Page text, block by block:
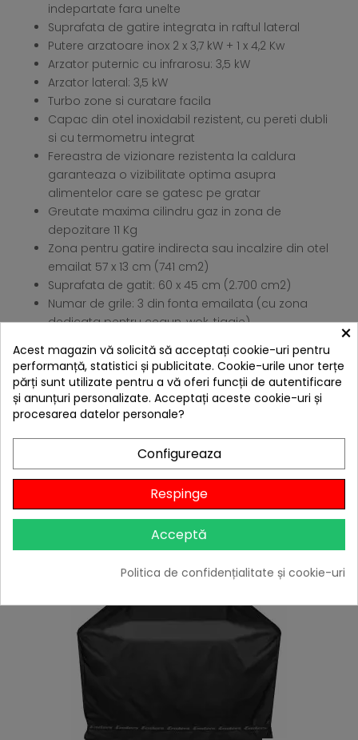
indepartate fara unelte
Suprafata de gatire integrata in raftul lateral
Putere arzatoare inox 2 x 3,7 kW + 1 x 4,2 Kw
Arzator puternic cu infrarosu: 3,5 kW
Arzator lateral: 3,5 kW
Turbo zone si curatare facila
Capac din otel inoxidabil rezistent, cu pereti dubli
si cu termometru integrat
Fereastra de vizionare rezistenta la caldura
garanteaza o vizibilitate optima asupra
alimentelor care se gatesc pe gratar
Greutate maxima cilindru gaz in zona de
depozitare 11 Kg
Zona pentru gatire indirecta sau incalzire din otel
emailat 57 x 13 cm (741 cm2)
Suprafata de gatit: 60 x 45 cm (2.700 cm2)
Numar de grile: 3 din fonta emailata (cu zona
dedicata pentru ceaun, wok, tigaie)
Acces frontal la tava de scurgere grasimi
Desfacator de sticle integrat din otel inoxidabil
Inaltimea de lucru: 89 cm
Patru roti robuste pentru transportarea cu
Dimensiuni produs: 142 x 64 x 118 cm
CLIENTII CARE AU CUMPARAT ACEST
PRODUS AU MAI CUMPARAT SI:
-20,00 lei
×
Acest magazin vă solicită să acceptați cookie-uri pentru
performanță, statistici și publicitate. Cookie-urile unor terțe
părți sunt utilizate pentru a vă oferi funcții de autentificare
și anunțuri personalizate. Acceptați aceste cookie-uri și
procesarea datelor personale?
Configureaza
Respinge
Acceptă
Politica de confidențialitate și cookie-uri